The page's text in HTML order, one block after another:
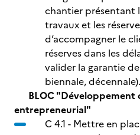
chantier présentant
travaux et les
d’accompagner le
réserves dans les
valider la garantie
biennale, décennale).
BLOC "Développement
entrepreneurial"
C 4.1 - Mettre en